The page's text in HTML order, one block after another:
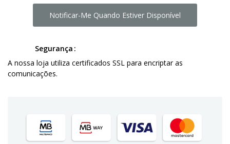
Notificar-Me Quando Estiver Disponível
Segurança
A nossa loja utiliza certificados SSL para encriptar as
comunicações.